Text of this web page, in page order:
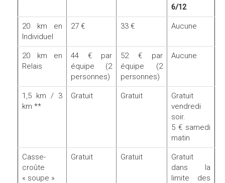
6/12
20 km en
Individuel
27 € 33 € Aucune
20 km en
Relais
44 € par
équipe (2
personnes)
52 € par
équipe (2
personnes)
Aucune
1,5 km / 3
km **
Gratuit Gratuit
Gratuit
vendredi
soir.
5 € samedi
matin
Casse-
croûte
« soupe »
Gratuit Gratuit
Gratuit
dans la
limite des